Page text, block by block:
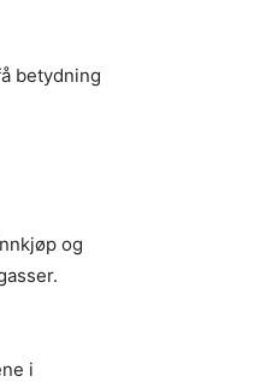
betydning
og
i